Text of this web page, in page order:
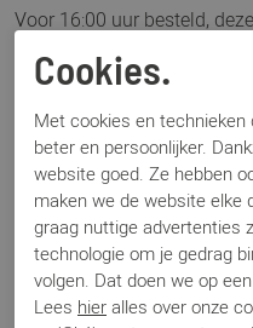
Voor 16:00 uur besteld,
Omschrijving
Birkenstock Sydney
Specificaties
Merk
Artikelnummer
Los voetbed
Cookies.
Met cookies en technieken
beter en persoonlijker.
website goed. Ze hebben
maken we de website elke
graag nuttige advertenties
technologie om je gedrag
volgen. Dat doen we op
Lees hier alles over onze